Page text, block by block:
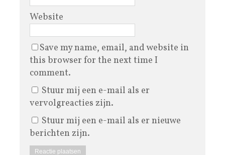
Website
Save my name, email, and website in
this browser for the next time I
comment.
Stuur mij een e-mail als er
vervolgreacties zijn.
Stuur mij een e-mail als er nieuwe
berichten zijn.